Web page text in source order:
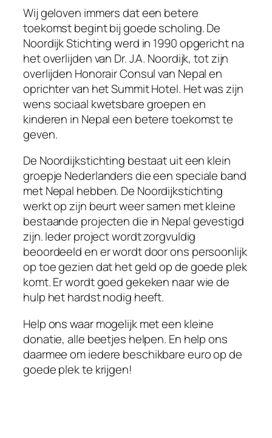
Wij geloven immers dat een betere
toekomst begint bij goede scholing. De
Noordijk Stichting werd in 1990 opgericht na
het overlijden van Dr. J.A. Noordijk, tot zijn
overlijden Honorair Consul van Nepal en
oprichter van het Summit Hotel. Het was zijn
wens sociaal kwetsbare groepen en
kinderen in Nepal een betere toekomst te
geven.
De Noordijkstichting bestaat uit een klein
groepje Nederlanders die een speciale band
met Nepal hebben. De Noordijkstichting
werkt op zijn beurt weer samen met kleine
bestaande projecten die in Nepal gevestigd
zijn. Ieder project wordt zorgvuldig
beoordeeld en er wordt door ons persoonlijk
op toe gezien dat het geld op de goede plek
komt. Er wordt goed gekeken naar wie de
hulp het hardst nodig heeft.
Help ons waar mogelijk met een kleine
donatie, alle beetjes helpen. En help ons
daarmee om iedere beschikbare euro op de
goede plek te krijgen!